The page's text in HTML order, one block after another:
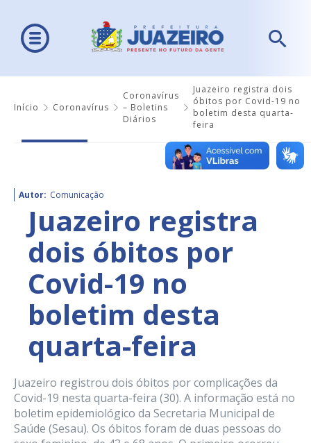
Início Coronavírus
Coronavírus
– Boletins
Diários
Juazeiro registra dois
óbitos por Covid-19 no
boletim desta quarta-
feira
Autor: Comunicação
Juazeiro registra
dois óbitos por
Covid-19 no
boletim desta
quarta-feira
Juazeiro registrou dois óbitos por complicações da
Covid-19 nesta quarta-feira (30). A informação está no
boletim epidemiológico da Secretaria Municipal de
Saúde (Sesau). Os óbitos foram de duas pessoas do